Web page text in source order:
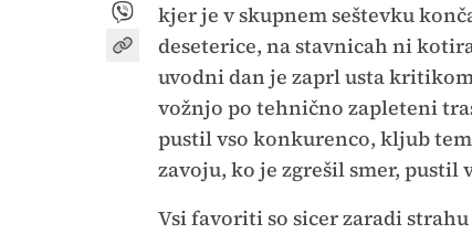
kjer je v skupnem seštevku
deseterice, na stavnicah ni
uvodni dan je zaprl usta
vožnjo po tehnično zapleteni
pustil vso konkurenco, kljub
zavoju, ko je zgrešil smer, pustil
Vsi favoriti so sicer zaradi